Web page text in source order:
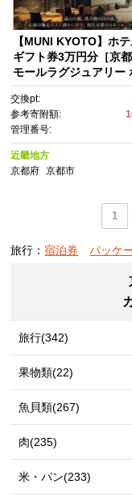
【MUNI KYOTO】ホ
ギフト券3万円分［京
モールラグジュアリー
引 チケット 宿泊券 人
め ホテル 宿泊 旅行
さと納税 ］
交換pt:
参考寄附額:
管理番号:
近畿地方
京都府
京都市
1
旅行：宿泊券 パッケ
旅行(342)
果物類(22)
魚貝類(267)
肉(235)
米・パン(233)